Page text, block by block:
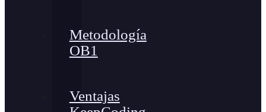
Metodología
OB1
Ventajas